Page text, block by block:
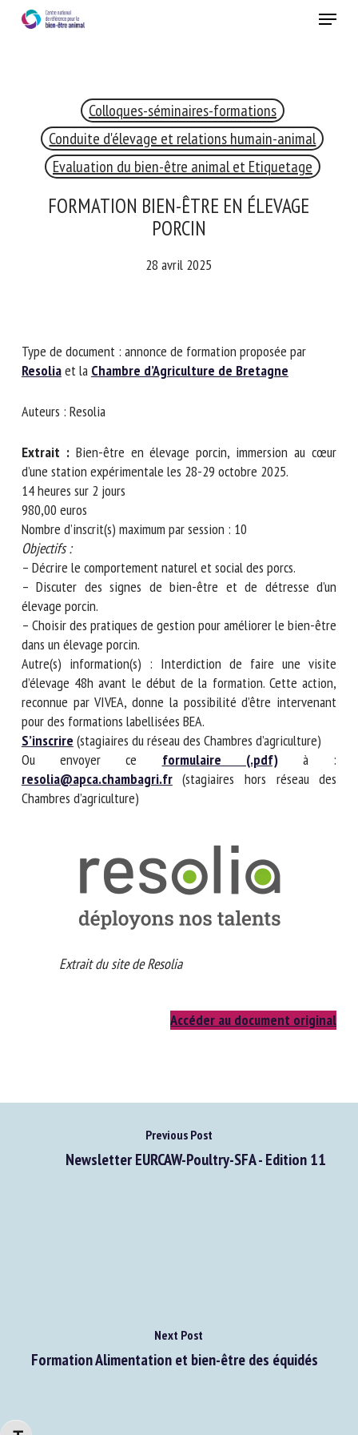
Menu
Colloques-séminaires-formations
Conduite d'élevage et relations humain-animal
Evaluation du bien-être animal et Etiquetage
FORMATION BIEN-ÊTRE EN ÉLEVAGE
PORCIN
28 avril 2025
Type de document : annonce de formation proposée par
Resoliaet la Chambre d’Agriculture de Bretagne
Auteurs : Resolia
Extrait :Bien-être en élevage porcin, immersion au cœur
d’une station expérimentale les 28-29 octobre 2025.
14 heures sur 2 jours
980,00 euros
Nombre d’inscrit(s) maximum par session : 10
Objectifs :
– Décrire le comportement naturel et social des porcs.
– Discuter des signes de bien-être et de détresse d’un
élevage porcin.
– Choisir des pratiques de gestion pour améliorer le bien-
être dans un élevage porcin.
Autre(s) information(s) : Interdiction de faire une visite
d’élevage 48h avant le début de la formation. Cette action,
reconnue par VIVEA, donne la possibilité d’être intervenant
pour des formations labellisées BEA.
S’inscrire(stagiaires du réseau des Chambres d’agriculture)
Ou envoyer ce
formulaire (.pdf)
à :
resolia@apca.chambagri.fr(stagiaires hors réseau des
Chambres d’agriculture)
Extrait du site de Resolia
Accéder au document original
Previous Post
Newsletter EURCAW-Poultry-SFA - Edition 11
Next Post
Formation Alimentation et bien-être des équidés
RECEVEZ CHAQUE MOIS GRATUITEMENT
LES DERNIÈRES ACTUALITÉS SUR LE BIEN-ÊTRE
ANIMAL
Nom *
Organisme *
E-mail *
En soumettant ce formulaire, j'accepte que les
informations saisies soient utilisées dans le cadre de la
relation avec le CNR BEA. *
Les champs suivis de * sont obligatoires